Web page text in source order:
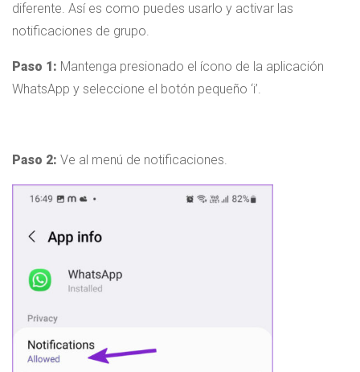
diferente. Así es como puedes usarlo y activar las
notificaciones de grupo.
Paso 1: Mantenga presionado el ícono de la aplicación
WhatsApp y seleccione el botón pequeño ‘i’.
Paso 2: Ve al menú de notificaciones.